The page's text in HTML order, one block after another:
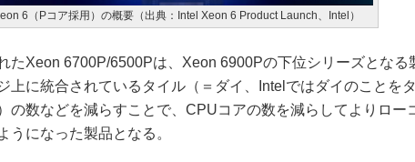
6（Pコア採用）の概要（出典：Intel Xeon 6 Product Launch、Intel）
たXeon 6700P/6500Pは、Xeon 6900Pの下位シリーズとなる
上に統合されているタイル（＝ダイ、Intelではダイのことを
の数などを減らすことで、CPUコアの数を減らしてよりロー
うになった製品となる。